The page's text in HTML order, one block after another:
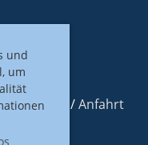
und
um
/Kontakt /Anfahrt